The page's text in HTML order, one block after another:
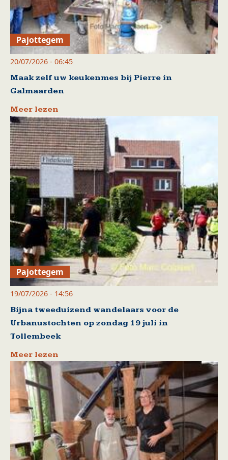
Pajottegem
20/07/2026 - 06:45
Maak zelf uw keukenmes bij Pierre in
Galmaarden
Meer lezen
Pajottegem
19/07/2026 - 14:56
Bijna tweeduizend wandelaars voor de
Urbanustochten op zondag 19 juli in
Tollembeek
Meer lezen